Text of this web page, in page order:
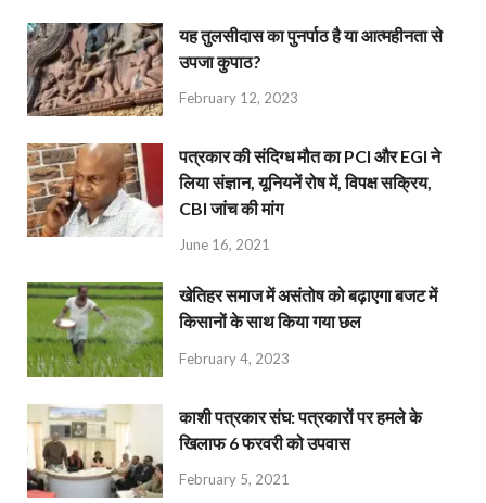
यह तुलसीदास का पुनर्पाठ है या आत्महीनता से
उपजा कुपाठ?
February 12, 2023
पत्रकार की संदिग्ध मौत का PCI और EGI ने
लिया संज्ञान, यूनियनें रोष में, विपक्ष सक्रिय,
CBI जांच की मांग
June 16, 2021
खेतिहर समाज में असंतोष को बढ़ाएगा बजट में
किसानों के साथ किया गया छल
February 4, 2023
काशी पत्रकार संघ: पत्रकारों पर हमले के
खिलाफ 6 फरवरी को उपवास
February 5, 2021